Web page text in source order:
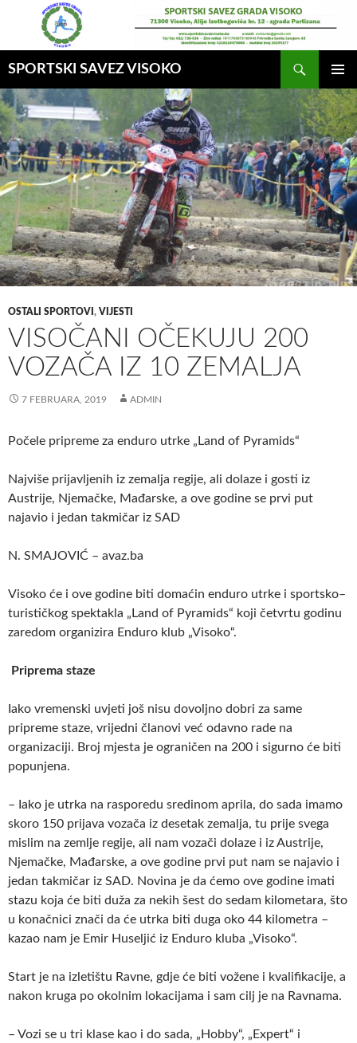
SPORTSKI SAVEZ VISOKO
GLAVNI
MENI
OSTALI SPORTOVI , VIJESTI
VISOČANI OČEKUJU 200
VOZAČA IZ 10 ZEMALJA
7 FEBRUARA, 2019 ADMIN
Počele pripreme za enduro utrke „Land of Pyramids“
Najviše prijavljenih iz zemalja regije, ali dolaze i gosti iz
Austrije, Njemačke, Mađarske, a ove godine se prvi put
najavio i jedan takmičar iz SAD
N. SMAJOVIĆ – avaz.ba
Visoko će i ove godine biti domaćin enduro utrke i sportsko–
turističkog spektakla „Land of Pyramids“ koji četvrtu godinu
zaredom organizira Enduro klub „Visoko“.
Priprema staze
Iako vremenski uvjeti još nisu dovoljno dobri za same
pripreme staze, vrijedni članovi već odavno rade na
organizaciji. Broj mjesta je ograničen na 200 i sigurno će biti
popunjena.
– Iako je utrka na rasporedu sredinom aprila, do sada imamo
skoro 150 prijava vozača iz desetak zemalja, tu prije svega
mislim na zemlje regije, ali nam vozači dolaze i iz Austrije,
Njemačke, Mađarske, a ove godine prvi put nam se najavio i
jedan takmičar iz SAD. Novina je da ćemo ove godine imati
stazu koja će biti duža za nekih šest do sedam kilometara, što
u konačnici znači da će utrka biti duga oko 44 kilometra –
kazao nam je Emir Huseljić iz Enduro kluba „Visoko“.
Start je na izletištu Ravne, gdje će biti vožene i kvalifikacije, a
nakon kruga po okolnim lokacijama i sam cilj je na Ravnama.
– Vozi se u tri klase kao i do sada, „Hobby“, „Expert“ i